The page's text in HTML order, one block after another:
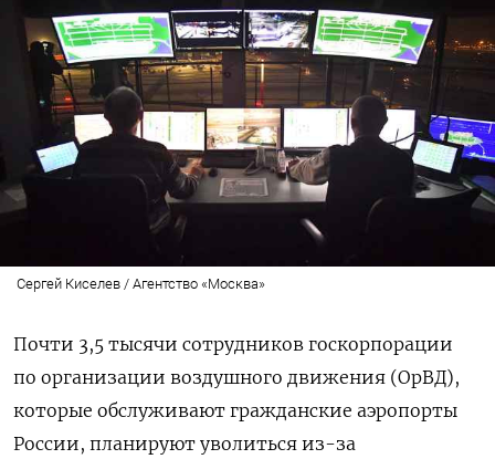
Сергей Киселев / Агентство «Москва»
Почти 3,5 тысячи сотрудников госкорпорации
по организации воздушного движения (ОрВД),
которые обслуживают гражданские аэропорты
России, планируют уволиться из-за